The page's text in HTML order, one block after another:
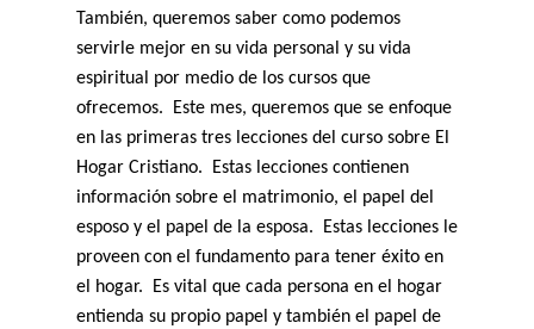
También, queremos saber como podemos
servirle mejor en su vida personal y su vida
espiritual por medio de los cursos que
ofrecemos.
Este mes, queremos que se enfoque
en las primeras tres lecciones del curso sobre El
Hogar Cristiano.
Estas lecciones contienen
información sobre el matrimonio, el papel del
esposo y el papel de la esposa.
Estas lecciones le
proveen con el fundamento para tener éxito en
el hogar.
Es vital que cada persona en el hogar
entienda su propio papel y también el papel de